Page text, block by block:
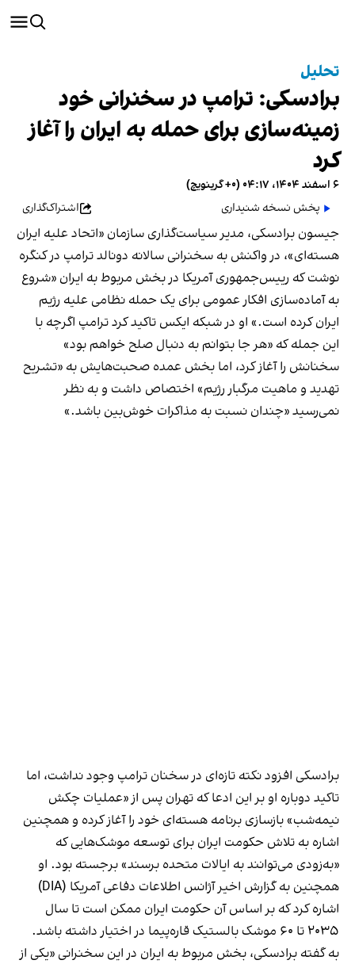
تحلیل
برادسکی: ترامپ در سخنرانی خود
زمینه‌سازی برای حمله به ایران را آغاز
کرد
۶ اسفند ۱۴۰۴، ۰۴:۱۷ (‎+۰ گرینویچ)
پخش نسخه شنیداری
اشتراک‌گذاری
جیسون برادسکی، مدیر سیاست‌گذاری سازمان «اتحاد علیه ایران
هسته‌ای»، در واکنش به سخنرانی سالانه دونالد ترامپ در کنگره
نوشت که رییس‌جمهوری آمریکا در بخش مربوط به ایران «شروع
به آماده‌سازی افکار عمومی برای یک حمله نظامی علیه رژیم
ایران کرده است.» او در شبکه ایکس تاکید کرد ترامپ اگرچه با
این جمله که «هر جا بتوانم به دنبال صلح خواهم بود»
سخنانش را آغاز کرد، اما بخش عمده صحبت‌هایش به «تشریح
تهدید و ماهیت مرگبار رژیم» اختصاص داشت و به نظر
نمی‌رسید «چندان نسبت به مذاکرات خوش‌بین باشد.»
برادسکی افزود نکته تازه‌ای در سخنان ترامپ وجود نداشت، اما
تاکید دوباره او بر این ادعا که تهران پس از «عملیات چکش
نیمه‌شب» بازسازی برنامه هسته‌ای خود را آغاز کرده و همچنین
اشاره به تلاش حکومت ایران برای توسعه موشک‌هایی که
«به‌زودی می‌توانند به ایالات متحده برسند» برجسته بود. او
همچنین به گزارش اخیر آژانس اطلاعات دفاعی آمریکا (DIA)
اشاره کرد که بر اساس آن حکومت ایران ممکن است تا سال
۲۰۳۵ تا ۶۰ موشک بالستیک قاره‌پیما در اختیار داشته باشد.
به گفته برادسکی، بخش مربوط به ایران در این سخنرانی «یکی از